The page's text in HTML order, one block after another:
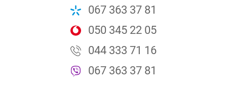
067 363 37 81
050 345 22 05
044 333 71 16
067 363 37 81